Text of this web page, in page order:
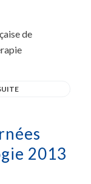
de
2013